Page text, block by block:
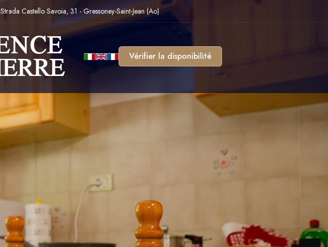
Strada Castello Savoia, 31 - Gressoney-Saint-Jean (Ao)
Vérifier la disponibilité